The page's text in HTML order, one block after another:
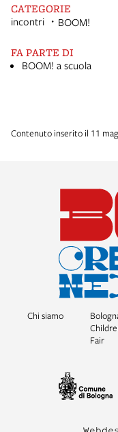
CATEGORIE
incontri BOOM!
FA PARTE DI
BOOM! a scuola
Contenuto inserito il 11
Chi siamo
Fair